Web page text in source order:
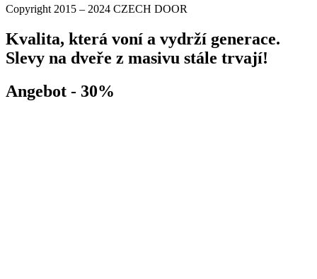
Copyright 2015 – 2024 CZECH DOOR
Kvalita, která voní a vydrží generace.
Slevy na dveře z masivu stále trvají!
Angebot - 30%